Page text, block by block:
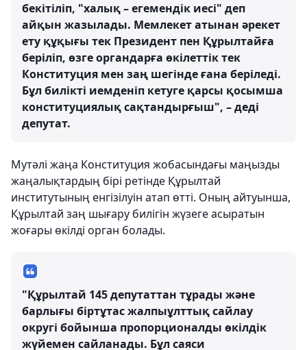
бекітіліп, "халық – егемендік иесі" деп
айқын жазылады. Мемлекет атынан әрекет
ету құқығы тек Президент пен Құрылтайға
беріліп, өзге органдарға өкілеттік тек
Конституция мен заң шегінде ғана беріледі.
Бұл билікті иемденіп кетуге қарсы қосымша
конституциялық сақтандырғыш", – деді
депутат.
Мутәлі жаңа Конституция жобасындағы маңызды
жаңалықтардың бірі ретінде Құрылтай
институтының енгізілуін атап өтті. Оның айтуынша,
Құрылтай заң шығару билігін жүзеге асыратын
жоғары өкілді орган болады.
"Құрылтай 145 депутаттан тұрады және
барлығы біртұтас жалпыұлттық сайлау
округі бойынша пропорционалды өкілдік
жүйемен сайланады. Бұл саяси